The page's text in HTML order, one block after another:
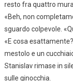
resto fra quattro
«Beh, non
sguardo colpevole.
«E cosa
mestolo e un
Stanislav rimase in
sulle ginocchia.